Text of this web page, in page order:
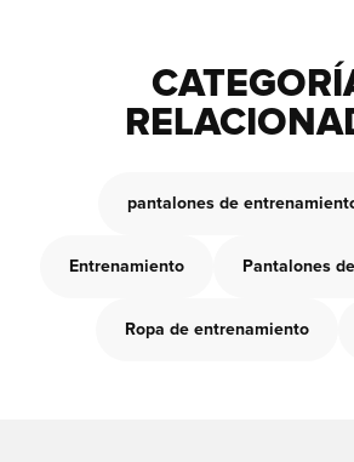
pantalones de
Entrenamiento Pantalones
Ropa de entrenamiento